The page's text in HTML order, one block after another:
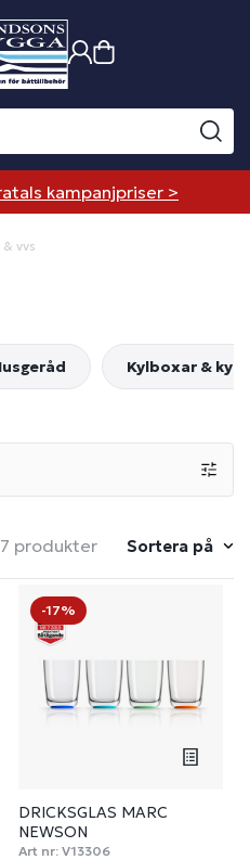
kampanjpriser >
vvs
Kylboxar &
produkter Sortera på
-17%
DRICKSGLAS MARC
NEWSON
Art nr: V13306